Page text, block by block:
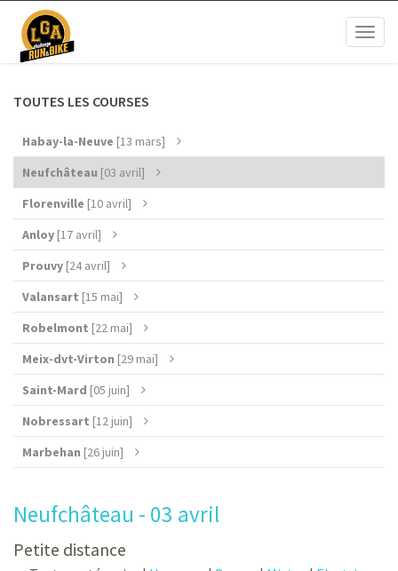
TOUTES LES COURSES
Habay-la-Neuve [13 mars]
Neufchâteau [03 avril]
Florenville [10 avril]
Anloy [17 avril]
Prouvy [24 avril]
Valansart [15 mai]
Robelmont [22 mai]
Meix-dvt-Virton [29 mai]
Saint-Mard [05 juin]
Nobressart [12 juin]
Marbehan [26 juin]
Neufchâteau - 03 avril
Petite distance